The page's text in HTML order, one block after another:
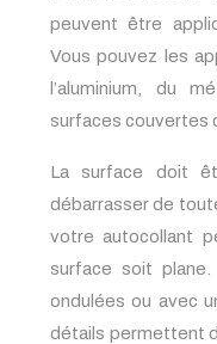
peuvent être
Vous pouvez les
l’aluminium, du
surfaces couvertes
La surface doit
débarrasser de
votre autocollant
surface soit
ondulées ou avec
détails permettent